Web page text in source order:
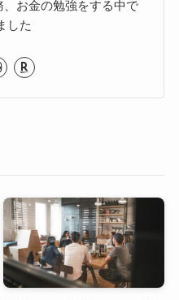
お金の勉強をする中で
した